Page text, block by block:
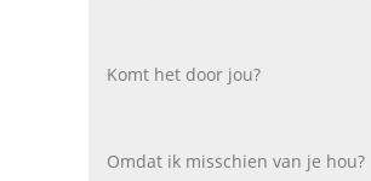
Komt het door jou?
Omdat ik misschien van je hou?